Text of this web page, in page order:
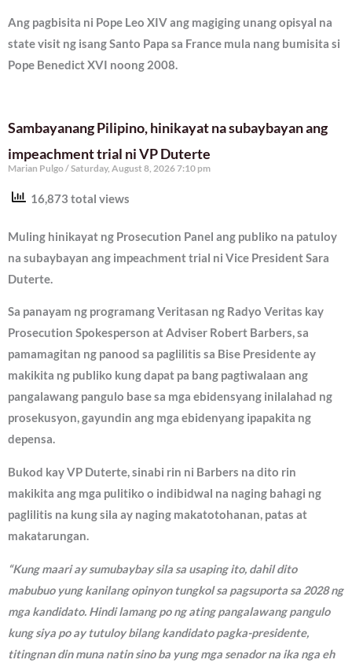
Ang pagbisita ni Pope Leo XIV ang magiging unang opisyal na
state visit ng isang Santo Papa sa France mula nang bumisita si
Pope Benedict XVI noong 2008.
Sambayanang Pilipino, hinikayat na subaybayan ang
impeachment trial ni VP Duterte
Marian Pulgo Saturday, August 8, 2026 7:10 pm
16,873 total views
Muling hinikayat ng Prosecution Panel ang publiko na patuloy
na subaybayan ang impeachment trial ni Vice President Sara
Duterte.
Sa panayam ng programang Veritasan ng Radyo Veritas kay
Prosecution Spokesperson at Adviser Robert Barbers, sa
pamamagitan ng panood sa paglilitis sa Bise Presidente ay
makikita ng publiko kung dapat pa bang pagtiwalaan ang
pangalawang pangulo base sa mga ebidensyang inilalahad ng
prosekusyon, gayundin ang mga ebidenyang ipapakita ng
depensa.
Bukod kay VP Duterte, sinabi rin ni Barbers na dito rin
makikita ang mga pulitiko o indibidwal na naging bahagi ng
paglilitis na kung sila ay naging makatotohanan, patas at
makatarungan.
“Kung maari ay sumubaybay sila sa usaping ito, dahil dito
mabubuo yung kanilang opinyon tungkol sa pagsuporta sa 2028 ng
mga kandidato. Hindi lamang po ng ating pangalawang pangulo
kung siya po ay tutuloy bilang kandidato pagka-presidente,
titingnan din muna natin sino ba yung mga senador na ika nga eh